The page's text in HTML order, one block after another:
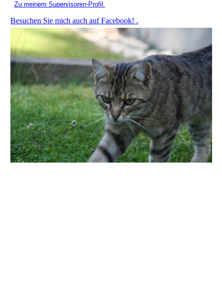
Zu meinem Supervisoren-Profil
Besuchen Sie mich auch auf Facebook! .